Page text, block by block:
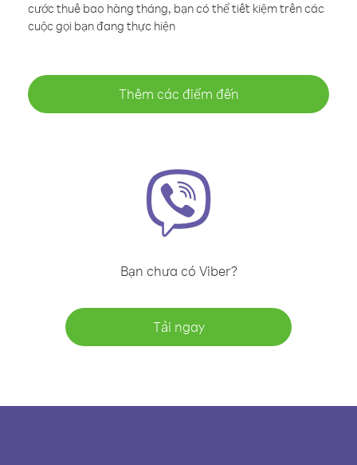
cước thuê bao hàng tháng, bạn có thể tiết kiệm trên các
cuộc gọi bạn đang thực hiện
Thêm các điểm đến
Bạn chưa có Viber?
Tải ngay